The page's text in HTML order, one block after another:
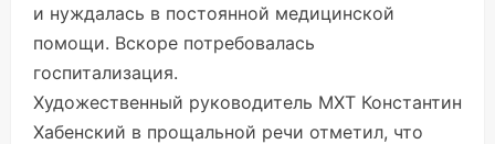
и нуждалась в постоянной медицинской
помощи. Вскоре потребовалась
госпитализация.
Художественный руководитель МХТ Константин
Хабенский в прощальной речи отметил, что